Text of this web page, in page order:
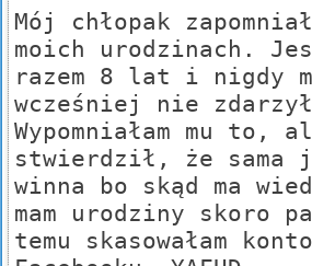
Mój chłopak
moich urodzinach.
razem 8 lat i nigdy
wcześniej nie
Wypomniałam mu to,
stwierdził, że sama
winna bo skąd ma
mam urodziny skoro
temu skasowałam